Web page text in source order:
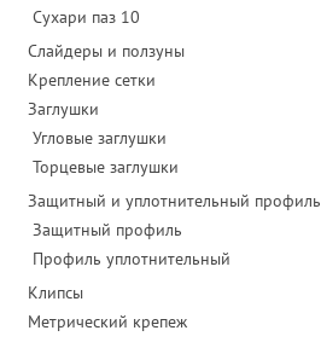
Сухари паз 10
Слайдеры и ползуны
Крепление сетки
Заглушки
Угловые заглушки
Торцевые заглушки
Защитный и уплотнительный профиль
Защитный профиль
Профиль уплотнительный
Клипсы
Метрический крепеж